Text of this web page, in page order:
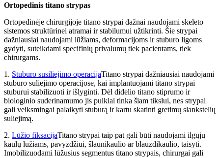
Ortopedinis titano strypas
Ortopedinėje chirurgijoje titano strypai dažnai naudojami skeleto
sistemos struktūrinei atramai ir stabilumui užtikrinti. Šie strypai
dažniausiai naudojami lūžiams, deformacijoms ir stuburo ligoms
gydyti, suteikdami specifinių privalumų tiek pacientams, tiek
chirurgams.
1. Stuburo susiliejimo operacijaTitano strypai dažniausiai naudojami
stuburo suliejimo operacijose, kai implantuojami titano strypai
stuburui stabilizuoti ir išlyginti. Dėl didelio titano stiprumo ir
biologinio suderinamumo jis puikiai tinka šiam tikslui, nes strypai
gali veiksmingai palaikyti stuburą ir kartu skatinti gretimų slankstelių
suliejimą.
2. Lūžio fiksacijaTitano strypai taip pat gali būti naudojami ilgųjų
kaulų lūžiams, pavyzdžiui, šlaunikaulio ar blauzdikaulio, taisyti.
Imobilizuodami lūžusius segmentus titano strypais, chirurgai gali